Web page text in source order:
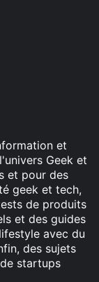
et
Geek et
et pour des
geek et tech,
de produits
et des guides
avec du
des sujets
startups